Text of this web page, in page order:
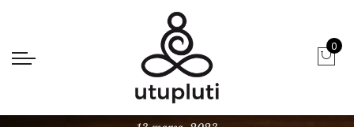
0
JESTEŚ CUDEM. CIAŁO, UMYSŁ I DUSZA.